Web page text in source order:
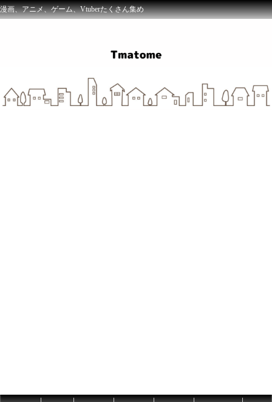
漫画、アニメ、ゲーム、Vtuberたくさん集め